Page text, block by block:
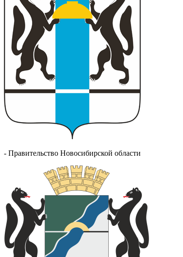
- Правительство Новосибирской области